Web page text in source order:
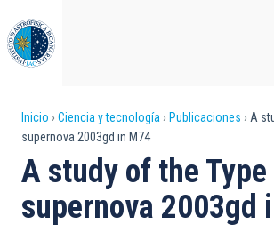
al
contenido
principal
Sobrescribir
enlaces
de
ayuda
Inicio Ciencia y tecnología Publicaciones
A
supernova 2003gd in M74
A study of the
supernova 2003gd